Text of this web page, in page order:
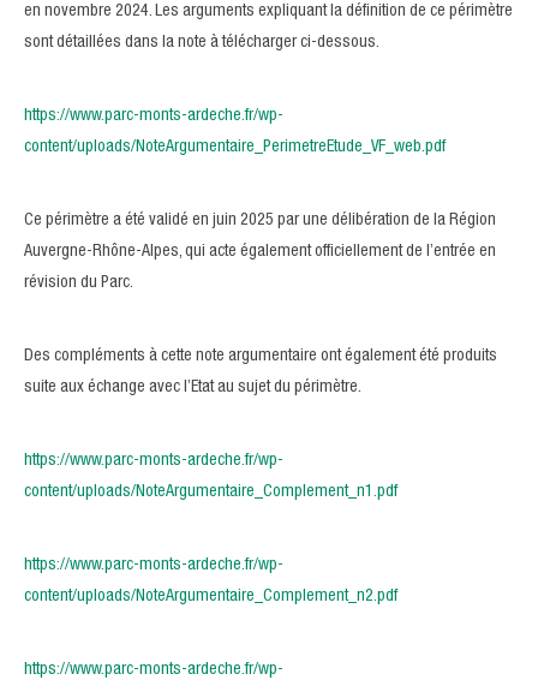
en novembre 2024. Les arguments expliquant la définition de ce périmètre
sont détaillées dans la note à télécharger ci-dessous.
https://www.parc-monts-ardeche.fr/wp-
content/uploads/NoteArgumentaire_PerimetreEtude_VF_web.pdf
Ce périmètre a été validé en juin 2025 par une délibération de la Région
Auvergne-Rhône-Alpes, qui acte également officiellement de l’entrée en
révision du Parc.
Des compléments à cette note argumentaire ont également été produits
suite aux échange avec l’Etat au sujet du périmètre.
https://www.parc-monts-ardeche.fr/wp-
content/uploads/NoteArgumentaire_Complement_n1.pdf
https://www.parc-monts-ardeche.fr/wp-
content/uploads/NoteArgumentaire_Complement_n2.pdf
https://www.parc-monts-ardeche.fr/wp-